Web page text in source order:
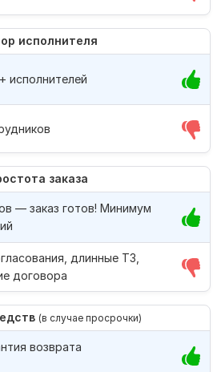
исполнителя
исполнителей
заказа
длинные ТЗ,
договора
— заказ готов! Минимум
(в случае просрочки)
возврата